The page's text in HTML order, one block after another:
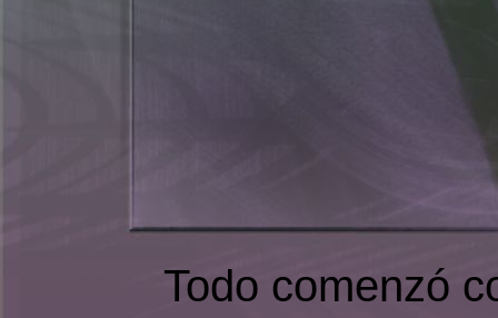
Todo comenzó